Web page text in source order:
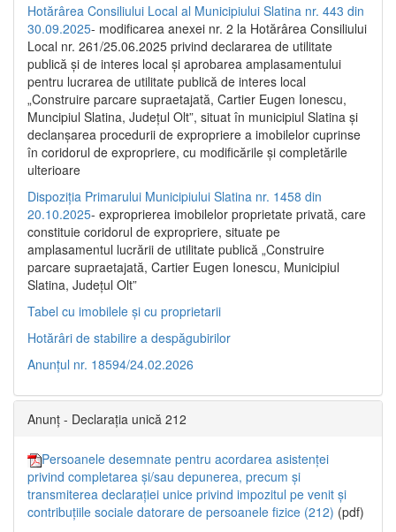
Hotărârea Consiliului Local al Municipiului Slatina nr. 443 din
30.09.2025- modificarea anexei nr. 2 la Hotărârea Consiliului
Local nr. 261/25.06.2025 privind declararea de utilitate
publică şi de interes local şi aprobarea amplasamentului
pentru lucrarea de utilitate publică de interes local
„Construire parcare supraetajată, Cartier Eugen Ionescu,
Muncipiul Slatina, Judeţul Olt”, situat în municipiul Slatina şi
declanşarea procedurii de expropriere a imobilelor cuprinse
în coridorul de expropriere, cu modificările şi completările
ulterioare
Dispoziția Primarului Municipiului Slatina nr. 1458 din
20.10.2025- exproprierea imobilelor proprietate privată, care
constituie coridorul de expropriere, situate pe
amplasamentul lucrării de utilitate publică „Construire
parcare supraetajată, Cartier Eugen Ionescu, Municipiul
Slatina, Județul Olt”
Tabel cu imobilele și cu proprietarii
Hotărâri de stabilire a despăgubirilor
Anunțul nr. 18594/24.02.2026
Anunț - Declarația unică 212
Persoanele desemnate pentru acordarea asistenței
privind completarea și/sau depunerea, precum și
transmiterea declarației unice privind impozitul pe venit și
contribuțiile sociale datorare de persoanele fizice (212) (pdf)